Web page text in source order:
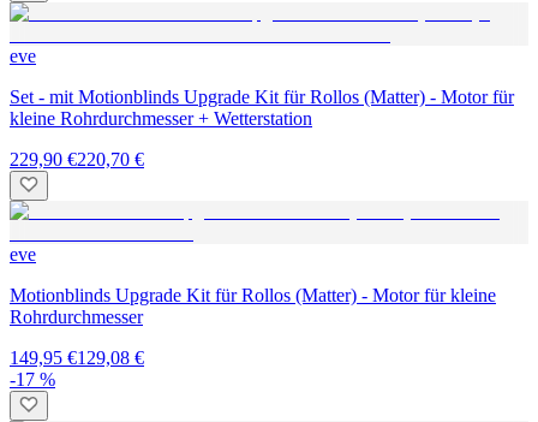
eve
Set - mit Motionblinds Upgrade Kit für Rollos (Matter) - Motor für
kleine Rohrdurchmesser + Wetterstation
229,90 €220,70 €
eve
Motionblinds Upgrade Kit für Rollos (Matter) - Motor für kleine
Rohrdurchmesser
149,95 €129,08 €
-17 %